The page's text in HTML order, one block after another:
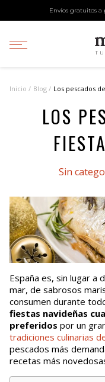
Envíos gratuitos
Inicio Blog Los pescados
LOS
Sin
España es, sin lugar a
mar, de sabrosos
consumen durante
fiestas navideñas
preferidos por un
tradiciones culinarias
pescados más
recetas más